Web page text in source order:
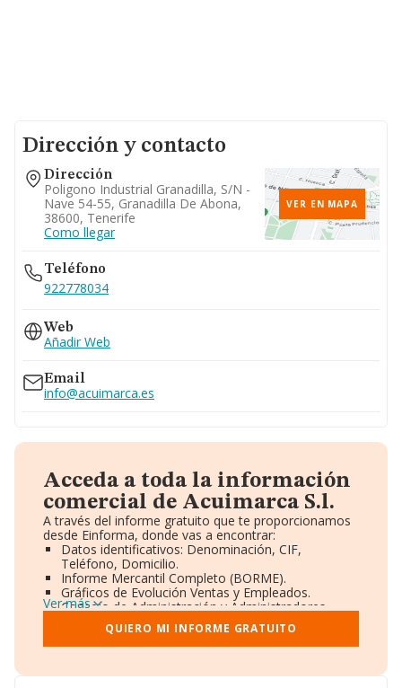
Dirección y contacto
Dirección
Poligono Industrial Granadilla, S/n -
Nave 54-55, Granadilla De Abona,
38600, Tenerife
Como llegar
VER EN MAPA
Teléfono
922778034
Web
Añadir Web
Email
info@acuimarca.es
Acceda a toda la información
comercial de Acuimarca S.l.
A través del informe gratuito que te proporcionamos
desde Einforma, donde vas a encontrar:
Datos identificativos: Denominación, CIF,
Teléfono, Domicilio.
Informe Mercantil Completo (BORME).
Gráficos de Evolución Ventas y Empleados.
Consejo de Administración y Administradores.
Directivos y Ejecutivos.
Accionistas.
Participaciones y Vinculaciones en otras empresas.
Información oficial y registral complementaria.
Ver más
QUIERO MI INFORME GRATUITO